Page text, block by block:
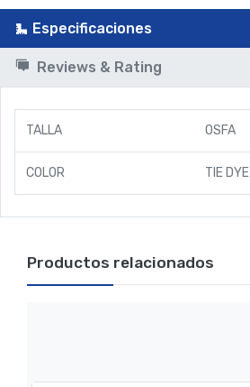
Especificaciones
Reviews & Rating
TALLA OSFA
COLOR TIE DYE
Productos relacionados